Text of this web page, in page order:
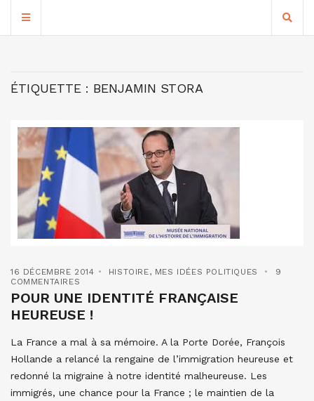
ÉTIQUETTE : BENJAMIN STORA
16 DÉCEMBRE 2014 HISTOIRE, MES IDÉES POLITIQUES
9
COMMENTAIRES
POUR UNE IDENTITÉ FRANÇAISE
HEUREUSE !
La France a mal à sa mémoire. A la Porte Dorée, François
Hollande a relancé la rengaine de l’immigration heureuse et
redonné la migraine à notre identité malheureuse. Les
immigrés, une chance pour la France ; le maintien de la